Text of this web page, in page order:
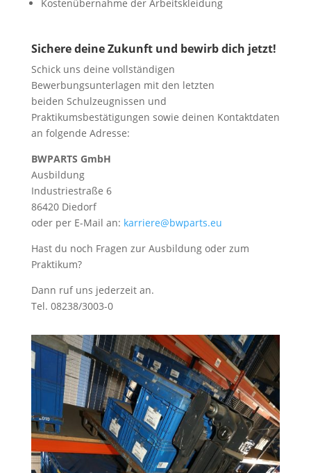
Kostenübernahme der Arbeitskleidung
Sichere deine Zukunft und bewirb dich jetzt!
Schick uns deine vollständigen
Bewerbungsunterlagen mit den letzten
beiden Schulzeugnissen und
Praktikumsbestätigungen sowie deinen Kontaktdaten
an folgende Adresse:
BWPARTS GmbH
Ausbildung
Industriestraße 6
86420 Diedorf
oder per E-Mail an: karriere@bwparts.eu
Hast du noch Fragen zur Ausbildung oder zum
Praktikum?
Dann ruf uns jederzeit an.
Tel. 08238/3003-0